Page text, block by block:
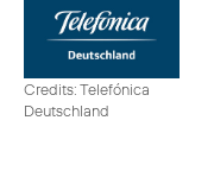
Credits: Telefónica
Deutschland